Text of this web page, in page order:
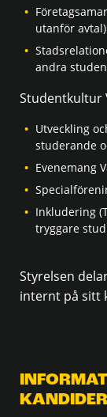
utanför avtal)
andra
Studentkultur
Utveckling
studerande
Evenemang
Inkludering
tryggare
Styrelsen
internt på sitt